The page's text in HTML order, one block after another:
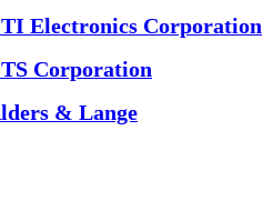
Electronics Corporation
Corporation
& Lange